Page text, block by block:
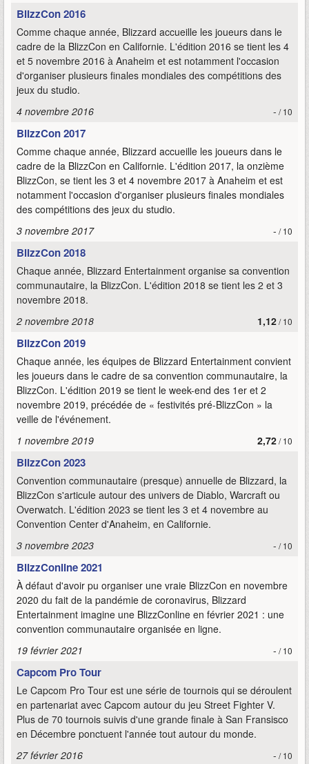
BlizzCon 2016
Comme chaque année, Blizzard accueille les joueurs dans le
cadre de la BlizzCon en Californie. L'édition 2016 se tient les 4
et 5 novembre 2016 à Anaheim et est notamment l'occasion
d'organiser plusieurs finales mondiales des compétitions des
jeux du studio.
4 novembre 2016
- / 10
BlizzCon 2017
Comme chaque année, Blizzard accueille les joueurs dans le
cadre de la BlizzCon en Californie. L'édition 2017, la onzième
BlizzCon, se tient les 3 et 4 novembre 2017 à Anaheim et est
notamment l'occasion d'organiser plusieurs finales mondiales
des compétitions des jeux du studio.
3 novembre 2017
- / 10
BlizzCon 2018
Chaque année, Blizzard Entertainment organise sa convention
communautaire, la BlizzCon. L'édition 2018 se tient les 2 et 3
novembre 2018.
2 novembre 2018
1,12/ 10
BlizzCon 2019
Chaque année, les équipes de Blizzard Entertainment convient
les joueurs dans le cadre de sa convention communautaire, la
BlizzCon. L'édition 2019 se tient le week-end des 1er et 2
novembre 2019, précédée de « festivités pré-BlizzCon » la
veille de l'événement.
1 novembre 2019
2,72/ 10
BlizzCon 2023
Convention communautaire (presque) annuelle de Blizzard, la
BlizzCon s'articule autour des univers de Diablo, Warcraft ou
Overwatch. L'édition 2023 se tient les 3 et 4 novembre au
Convention Center d'Anaheim, en Californie.
3 novembre 2023
- / 10
BlizzConline 2021
À défaut d'avoir pu organiser une vraie BlizzCon en novembre
2020 du fait de la pandémie de coronavirus, Blizzard
Entertainment imagine une BlizzConline en février 2021 : une
convention communautaire organisée en ligne.
19 février 2021
- / 10
Capcom Pro Tour
Le Capcom Pro Tour est une série de tournois qui se déroulent
en partenariat avec Capcom autour du jeu Street Fighter V.
Plus de 70 tournois suivis d'une grande finale à San Fransisco
en Décembre ponctuent l'année tout autour du monde.
27 février 2016
- / 10